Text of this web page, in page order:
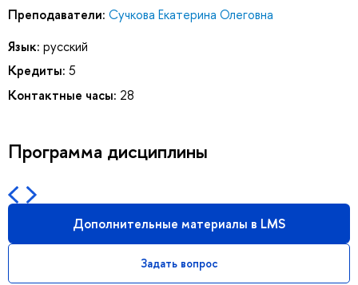
Преподаватели: Сучкова Екатерина Олеговна
Язык: русский
Кредиты: 5
Контактные часы: 28
Программа дисциплины
Дополнительные материалы в LMS
Задать вопрос